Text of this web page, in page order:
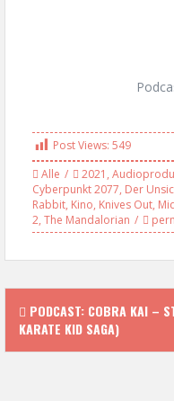
Post Views: 549
Alle
2021 ,
Cyberpunkt 2077, Der
Rabbit, Kino, Knives Out,
2, The Mandalorian
P
o
PODCAST: COBRA KAI –
KARATE KID SAGA)